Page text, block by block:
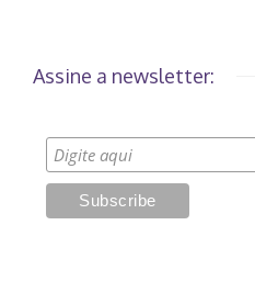
Assine a newsletter: